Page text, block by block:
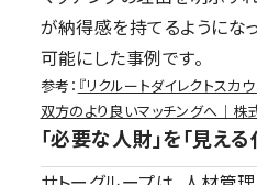
が納得感を持てるようにな
可能にした事例です。
参考： 『リクルートダイレクトスカ
双方のより良いマッチングへ｜株
「必要な人財」を「見え